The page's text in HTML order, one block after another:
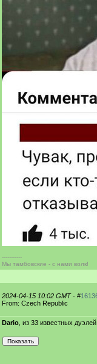
-----------
Мы тамбовские - с нами волк!
2024-04-15 10:02 GMT- #
From: Czech Republic
Dario , из 33 известных